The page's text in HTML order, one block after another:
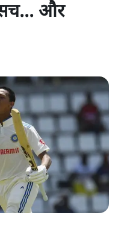
सच... और